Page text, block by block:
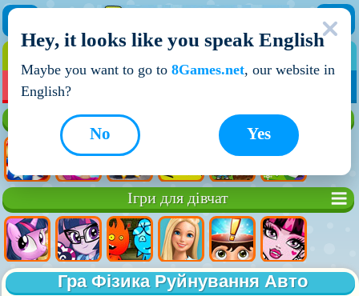
НОВІ ІГРИ
Ігри для дівчат
Гра Фізика Руйнування Авто
Hey, it looks like you speak English
Maybe you want to go to 8Games.net, our website in
English?
Yes
No